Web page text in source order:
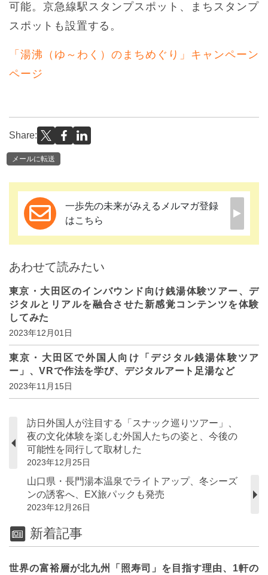
可能。京急線駅スタンプスポット、まちスタンプ
スポットも設置する。
「湯沸（ゆ～わく）のまちめぐり」キャンペーン
ページ
Share:
メールに転送
一歩先の未来がみえるメルマガ登録
はこちら
あわせて読みたい
東京・大田区のインバウンド向け銭湯体験ツアー、デ
ジタルとリアルを融合させた新感覚コンテンツを体験
してみた
2023年12月01日
東京・大田区で外国人向け「デジタル銭湯体験ツア
ー」、VRで作法を学び、デジタルアート足湯など
2023年11月15日
訪日外国人が注目する「スナック巡りツアー」、
夜の文化体験を楽しむ外国人たちの姿と、今後の
可能性を同行して取材した
2023年12月25日
山口県・長門湯本温泉でライトアップ、冬シーズ
ンの誘客へ、EX旅パックも発売
2023年12月26日
新着記事
世界の富裕層が北九州「照寿司」を目指す理由、1軒の